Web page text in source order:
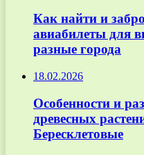
Как найти и
авиабилеты для
разные города
18.02.2026
Особенности и
древесных
Бересклетовые